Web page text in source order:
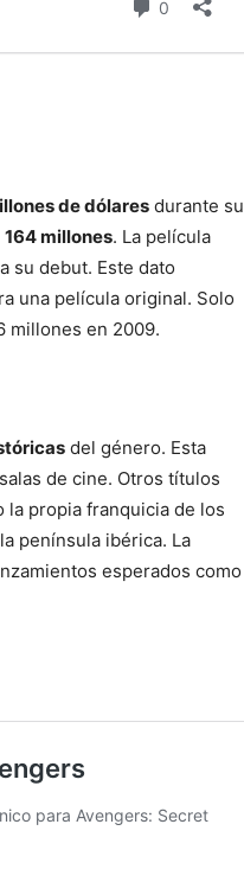
de dólares durante su
164 millones. La película
su debut. Este dato
una película original. Solo
millones en 2009.
del género. Esta
de cine. Otros títulos
la propia franquicia de los
península ibérica. La
esperados como